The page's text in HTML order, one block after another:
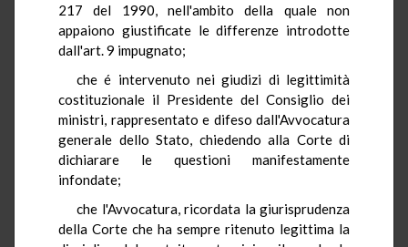
217 del 1990, nell'ambito della quale non
appaiono giustificate le differenze introdotte
dall'art. 9 impugnato;
che é intervenuto nei giudizi di legittimità
costituzionale il Presidente del Consiglio dei
ministri, rappresentato e difeso dall'Avvocatura
generale dello Stato, chiedendo alla Corte di
dichiarare le questioni manifestamente
infondate;
che l'Avvocatura, ricordata la giurisprudenza
della Corte che ha sempre ritenuto legittima la